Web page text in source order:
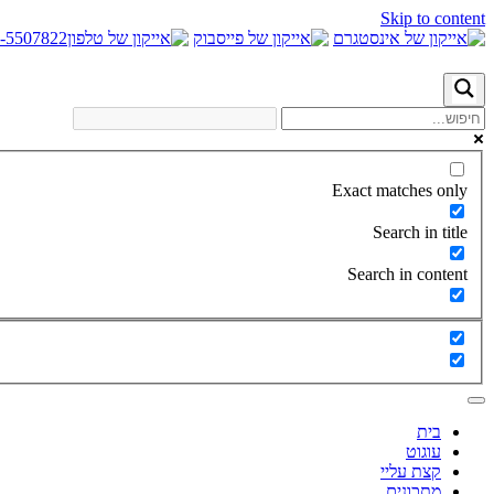
Skip to content
5507822
Exact matches only
Search in title
Search in content
בית
עוגוט
קצת עליי